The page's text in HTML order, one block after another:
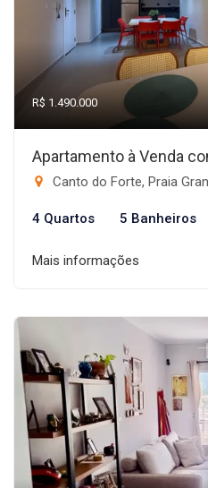
R$ 1.490.000
Apartamento à Venda
Canto do Forte, Praia
4 Quartos 5 Banheiros
Mais informações